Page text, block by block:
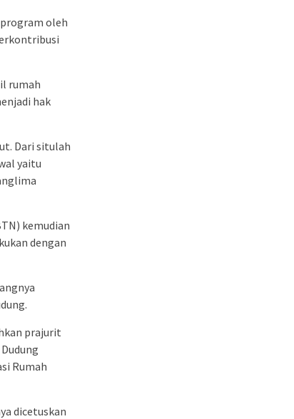
oleh
rumah
hak
Dari situlah
yaitu
kemudian
dengan
prajurit
Rumah
dicetuskan